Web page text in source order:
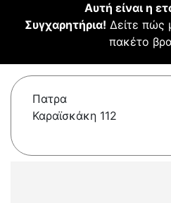
Αυτή είναι η
Συγχαρητήρια! Δείτε πώς
πακέτο
Πατρα
Καραϊσκάκη 112